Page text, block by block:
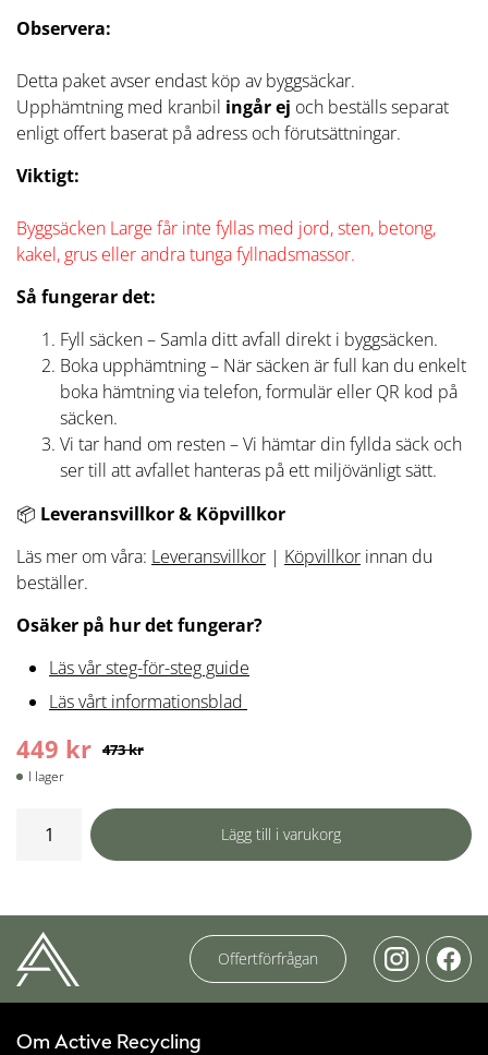
Observera:
Detta paket avser endast köp av byggsäckar.
Upphämtning med kranbil ingår ej och beställs separat
enligt offert baserat på adress och förutsättningar.
Viktigt:
Byggsäcken Large får inte fyllas med jord, sten, betong,
kakel, grus eller andra tunga fyllnadsmassor.
Så fungerar det:
Fyll säcken – Samla ditt avfall direkt i byggsäcken.
Boka upphämtning – När säcken är full kan du enkelt
boka hämtning via telefon, formulär eller QR kod på
säcken.
Vi tar hand om resten – Vi hämtar din fyllda säck och
ser till att avfallet hanteras på ett miljövänligt sätt.
📦 Leveransvillkor & Köpvillkor
Läs mer om våra: Leveransvillkor | Köpvillkor innan du
beställer.
Osäker på hur det fungerar?
Läs vår steg-för-steg guide
Läs vårt informationsblad
449 kr 473kr
I lager
Trädgårdspaketet
mängd
Lägg till i varukorg
Offertförfrågan
Om Active Recycling